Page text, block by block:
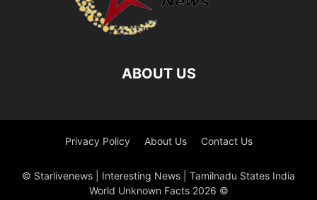
ABOUT US
Privacy Policy About Us Contact Us
© Starlivenews | Interesting News | Tamilnadu States India
World Unknown Facts 2026 ©